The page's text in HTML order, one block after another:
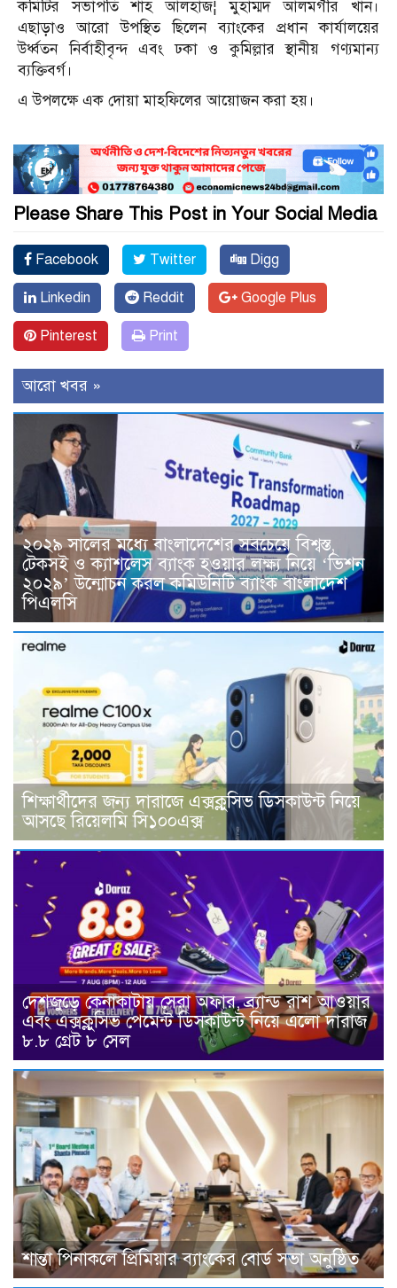
কমিটির সভাপতি শাহ আলহাজ¦ মুহাম্মদ আলমগীর খান।
এছাড়াও আরো উপস্থিত ছিলেন ব্যাংকের প্রধান কার্যালয়ের
উর্ধ্বতন নির্বাহীবৃন্দ এবং ঢকা ও কুমিল্লার স্থানীয় গণ্যমান্য
ব্যক্তিবর্গ।
এ উপলক্ষে এক দোয়া মাহফিলের আয়োজন করা হয়।
Please Share This Post in Your Social Media
Facebook Twitter Digg
Linkedin Reddit Google Plus
Pinterest Print
আরো খবর »
২০২৯ সালের মধ্যে বাংলাদেশের সবচেয়ে বিশ্বস্ত,
টেকসই ও ক্যাশলেস ব্যাংক হওয়ার লক্ষ্য নিয়ে ‘ভিশন
২০২৯’ উন্মোচন করল কমিউনিটি ব্যাংক বাংলাদেশ
পিএলসি
শিক্ষার্থীদের জন্য দারাজে এক্সক্লুসিভ ডিসকাউন্ট নিয়ে
আসছে রিয়েলমি সি১০০এক্স
দেশজুড়ে কেনাকাটায় সেরা অফার, ব্র্যান্ড রাশ আওয়ার
এবং এক্সক্লুসিভ পেমেন্ট ডিসকাউন্ট নিয়ে এলো দারাজ
৮.৮ গ্রেট ৮ সেল
শান্তা পিনাকলে প্রিমিয়ার ব্যাংকের বোর্ড সভা অনুষ্ঠিত